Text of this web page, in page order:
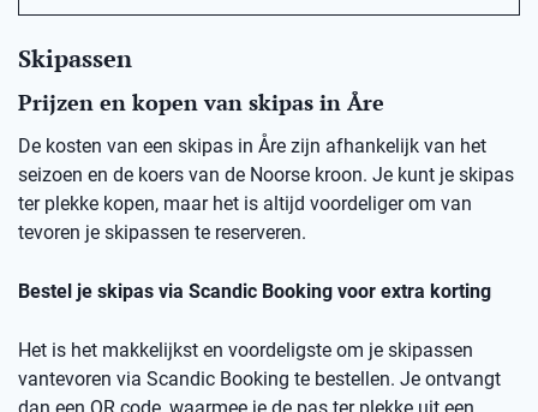
Skipassen
Prijzen en kopen van skipas in Åre
De kosten van een skipas in Åre zijn afhankelijk van het
seizoen en de koers van de Noorse kroon. Je kunt je skipas
ter plekke kopen, maar het is altijd voordeliger om van
tevoren je skipassen te reserveren.
Bestel je skipas via Scandic Booking voor extra korting
Het is het makkelijkst en voordeligste om je skipassen
vantevoren via Scandic Booking te bestellen. Je ontvangt